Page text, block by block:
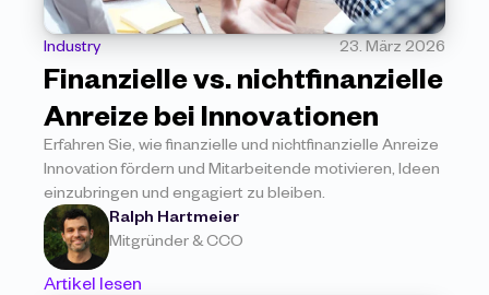
Industry 23. März 2026
Finanzielle vs. nichtfinanzielle
Anreize bei Innovationen
Erfahren Sie, wie finanzielle und nichtfinanzielle Anreize
Innovation fördern und Mitarbeitende motivieren, Ideen
einzubringen und engagiert zu bleiben.
Ralph Hartmeier
Mitgründer & CCO
Artikel lesen